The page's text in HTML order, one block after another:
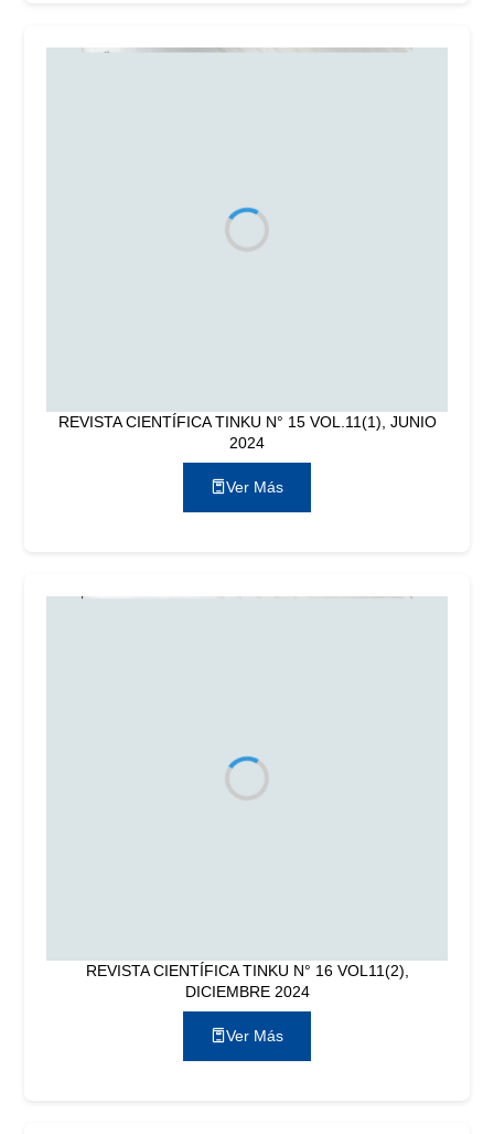
REVISTA CIENTÍFICA TINKU N° 15 VOL.11(1), JUNIO
2024
Ver Más
REVISTA CIENTÍFICA TINKU N° 16 VOL11(2),
DICIEMBRE 2024
Ver Más